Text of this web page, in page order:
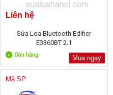
Liên hệ
Sửa Loa Bluetooth Edifier
E3360BT 2.1
Mua ngay
Mã SP: